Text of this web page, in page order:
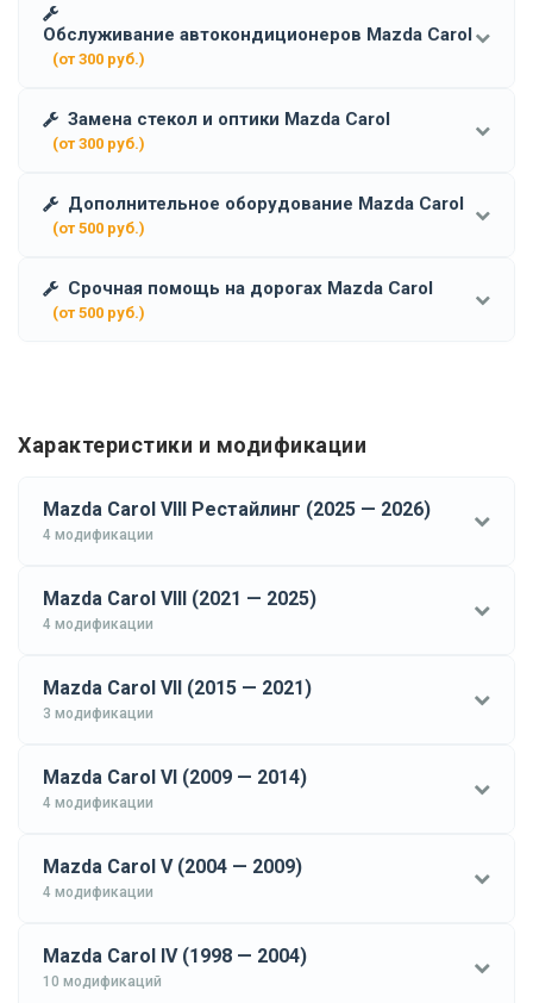
Обслуживание автокондиционеров Mazda Carol
(от 300 руб.)
Замена стекол и оптики Mazda Carol
(от 300 руб.)
Дополнительное оборудование Mazda Carol
(от 500 руб.)
Срочная помощь на дорогах Mazda Carol
(от 500 руб.)
Характеристики и модификации
Mazda Carol VIII Рестайлинг (2025 — 2026)
4 модификации
Mazda Carol VIII (2021 — 2025)
4 модификации
Mazda Carol VII (2015 — 2021)
3 модификации
Mazda Carol VI (2009 — 2014)
4 модификации
Mazda Carol V (2004 — 2009)
4 модификации
Mazda Carol IV (1998 — 2004)
10 модификаций